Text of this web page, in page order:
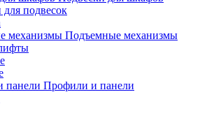
подвесок
Подъемные механизмы
Профили и панели